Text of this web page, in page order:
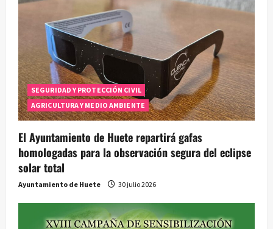
SEGURIDAD Y PROTECCIÓN CIVIL
AGRICULTURA Y MEDIO AMBIENTE
El Ayuntamiento de Huete repartirá gafas
homologadas para la observación segura del eclipse
solar total
Ayuntamiento de Huete 30 julio 2026